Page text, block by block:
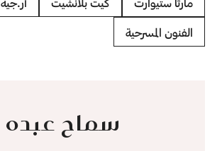
الفنون المسرحية
سماح عبده